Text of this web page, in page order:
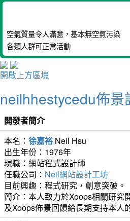
空氣質量令人滿意，基本無空氣污染
各類人群可正常活動
開啟上方區塊
neilhhestycedu佈
開發者簡介
本名： 徐嘉裕 Neil Hsu
出生年份：1976年
現職：網站程式設計師
任職公司： Neil網站設計工坊
目前興趣：程式研究，創意突破。
簡介：本人致力於Xoops相關研究
及Xoops佈景回饋給長期支持本人